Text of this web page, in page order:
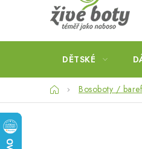
DĚTSKÉ
DomůBosoboty /